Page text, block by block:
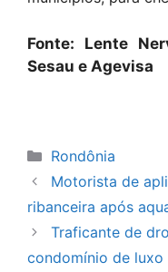
Fonte: Lente
Sesau e Agevisa
Categorias
Rondônia
Motorista de
ribanceira após
Traficante de
condomínio de luxo